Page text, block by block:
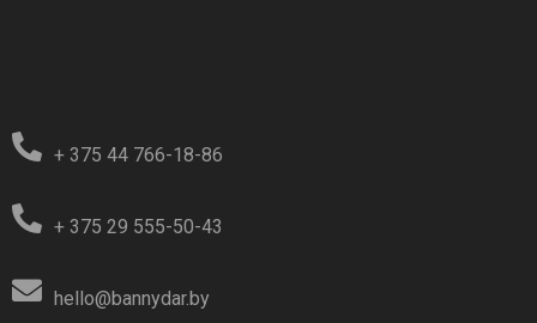
+ 375 44 766-18-86
+ 375 29 555-50-43
hello@bannydar.by